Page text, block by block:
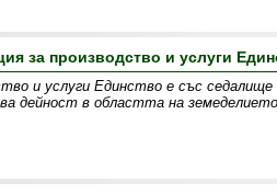
за производство и услуги
и услуги Единство е със
дейност в областта на